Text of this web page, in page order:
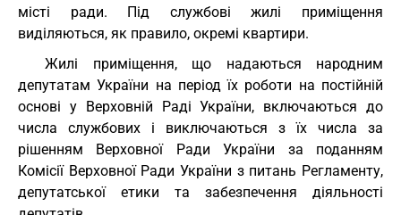
місті ради. Під службові жилі приміщення
виділяються, як правило, окремі квартири.
Жилі приміщення, що надаються народним
депутатам України на період їх роботи на постійній
основі у Верховній Раді України, включаються до
числа службових і виключаються з їх числа за
рішенням Верховної Ради України за поданням
Комісії Верховної Ради України з питань Регламенту,
депутатської етики та забезпечення діяльності